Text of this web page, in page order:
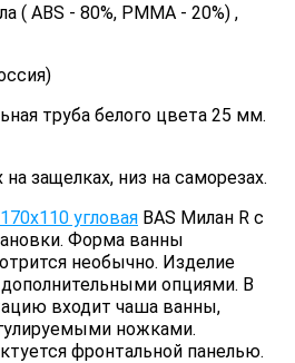
( ABS - 80%, PMMA - 20%) ,
труба белого цвета 25 мм.
защелках, низ на саморезах.
угловая BAS Милан R с
Форма ванны
необычно. Изделие
опциями. В
входит чаша ванны,
ножками.
фронтальной панелью.